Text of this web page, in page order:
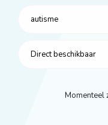
autisme
Direct beschikbaar
Momenteel